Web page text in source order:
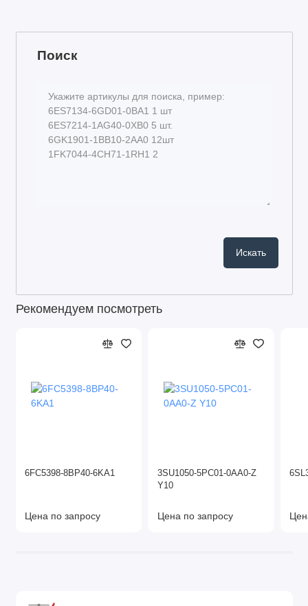
Поиск
Рекомендуем посмотреть
6FC5398-8BP40-6KA1
Цена по запросу
3SU1050-5PC01-0AA0-Z
Y10
Цена по запросу